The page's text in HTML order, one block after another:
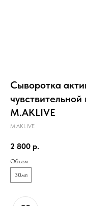
Сыворотка
M.AKLIVE
M.AKLIVE
2 800 р.
Объем
30мл